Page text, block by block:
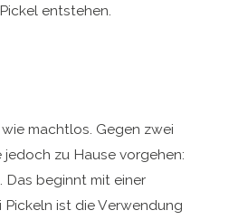
entstehen.
machtlos. Gegen zwei
zu Hause vorgehen:
beginnt mit einer
Pickeln ist die Verwendung